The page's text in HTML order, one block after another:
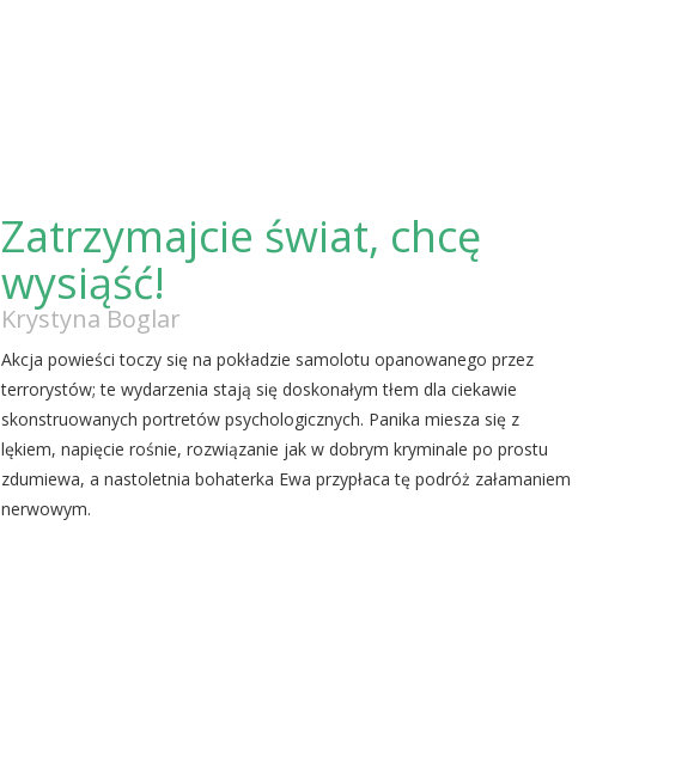
Zatrzymajcie świat, chcę
wysiąść!
Krystyna Boglar
Akcja powieści toczy się na pokładzie samolotu opanowanego przez
terrorystów; te wydarzenia stają się doskonałym tłem dla ciekawie
skonstruowanych portretów psychologicznych. Panika miesza się z
lękiem, napięcie rośnie, rozwiązanie jak w dobrym kryminale po prostu
zdumiewa, a nastoletnia bohaterka Ewa przypłaca tę podróż załamaniem
nerwowym.